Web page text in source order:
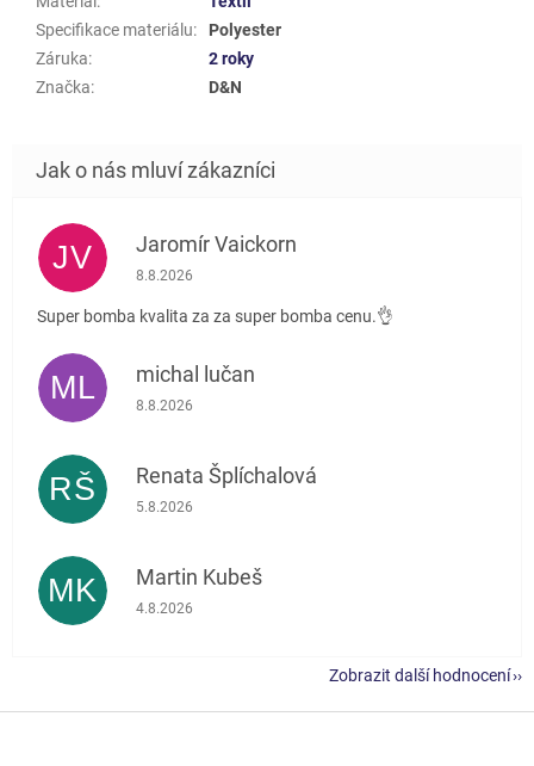
Specifikace materiálu:
Polyester
Záruka:
2 roky
Značka: D&N
JV Jaromír Vaickorn
Hodnocení obchodu je 5 z 5 hvězdiček.
8.8.2026
Super bomba kvalita za za super bomba cenu.👌
ML michal lučan
Hodnocení obchodu je 5 z 5 hvězdiček.
8.8.2026
RŠ Renata Šplíchalová
Hodnocení obchodu je 5 z 5 hvězdiček.
5.8.2026
MK Martin Kubeš
Hodnocení obchodu je 5 z 5 hvězdiček.
4.8.2026
Zobrazit další hodnocení